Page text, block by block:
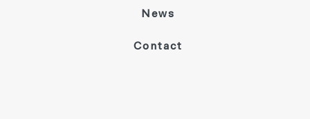
News
Contact